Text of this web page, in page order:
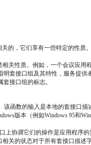
的，它们享有一些特定的性
关性质。例如，一个会议应
套接口组及其特性，服务提供
接口组的标志。
该函数的输入是本地的套接口
版本（例如Windows 95和
上协调它们的操作是应用程序
的状态对于所有套接口描述